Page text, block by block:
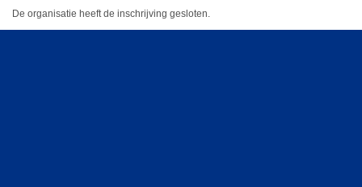
De organisatie heeft de inschrijving gesloten.